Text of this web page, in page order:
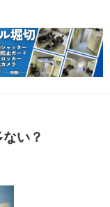
い？